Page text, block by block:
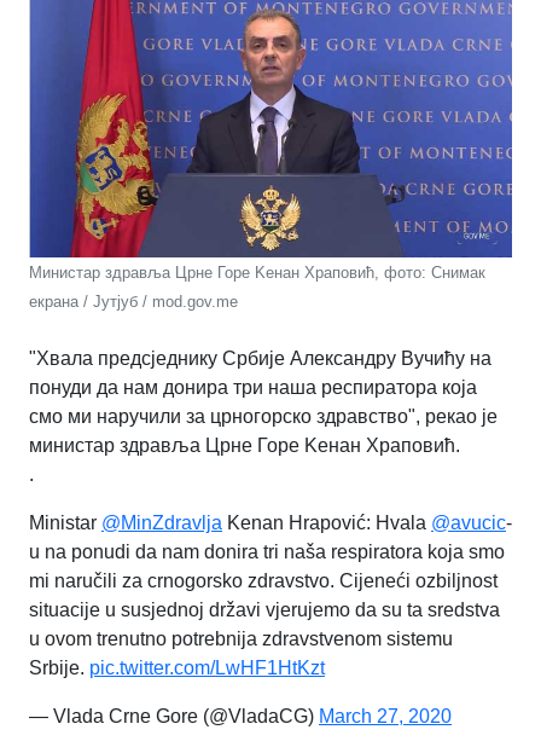
Mинистар здравља Црне Горе Kенан Храповић, фото: Снимак
екрана / Јутјуб / mod.gov.me
"Хвала предсједнику Србије Александру Вучићу на
понуди да нам донира три наша респиратора која
смо ми наручили за црногорско здравство", рекао је
министар здравља Црне Горе Kенан Храповић.
.
Ministar @MinZdravlja Kenan Hrapović: Hvala @avucic-
u na ponudi da nam donira tri naša respiratora koja smo
mi naručili za crnogorsko zdravstvo. Cijeneći ozbiljnost
situacije u susjednoj državi vjerujemo da su ta sredstva
u ovom trenutno potrebnija zdravstvenom sistemu
Srbije. pic.twitter.com/LwHF1HtKzt
— Vlada Crne Gore (@VladaCG) March 27, 2020